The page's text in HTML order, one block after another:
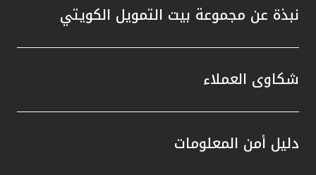
نبذة عن مجموعة بيت التمويل الكويتي
شكاوى العملاء
دليل أمن المعلومات